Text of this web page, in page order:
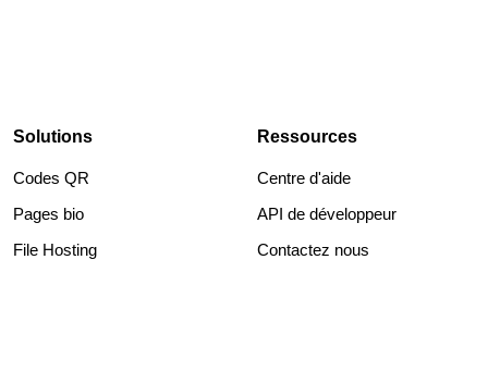
Solutions
Codes QR
Pages bio
File Hosting
Ressources
Centre d'aide
API de développeur
Contactez nous